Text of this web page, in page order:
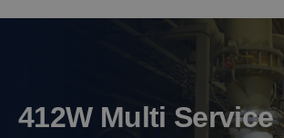
412W Multi Service